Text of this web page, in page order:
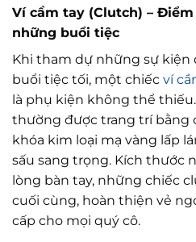
Ví cầm tay (Clutch) –
những buổi tiệc
Khi tham dự những sự
buổi tiệc tối, một chiếc ví
là phụ kiện không thể thiếu.
thường được trang trí bằng
khóa kim loại mạ vàng lấp
sấu sang trọng. Kích thước
lòng bàn tay, những chiếc
cuối cùng, hoàn thiện vẻ
cấp cho mọi quý cô.